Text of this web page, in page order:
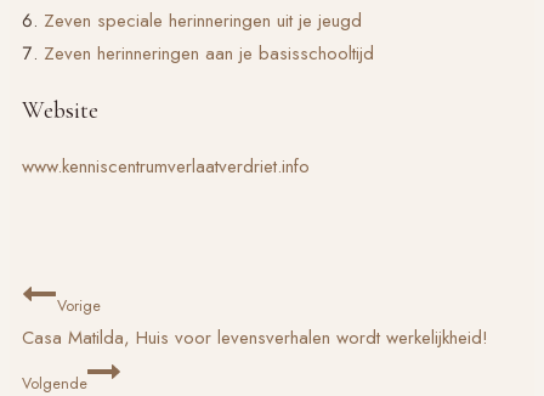
Zeven speciale herinneringen uit je jeugd
Zeven herinneringen aan je basisschooltijd
Website
www.kenniscentrumverlaatverdriet.info
Bericht
navigatie
Vorige
Casa Matilda, Huis voor levensverhalen wordt werkelijkheid!
Volgende